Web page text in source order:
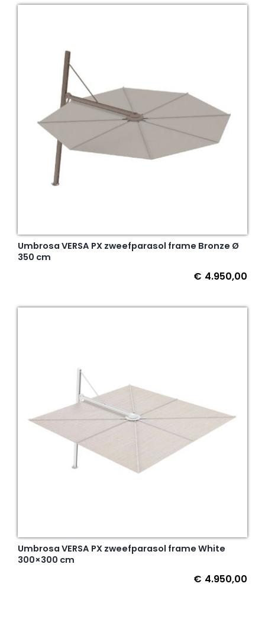
Umbrosa VERSA PX zweefparasol frame Bronze Ø
350 cm
€ 4.950,00
Umbrosa VERSA PX zweefparasol frame White
300×300 cm
€ 4.950,00